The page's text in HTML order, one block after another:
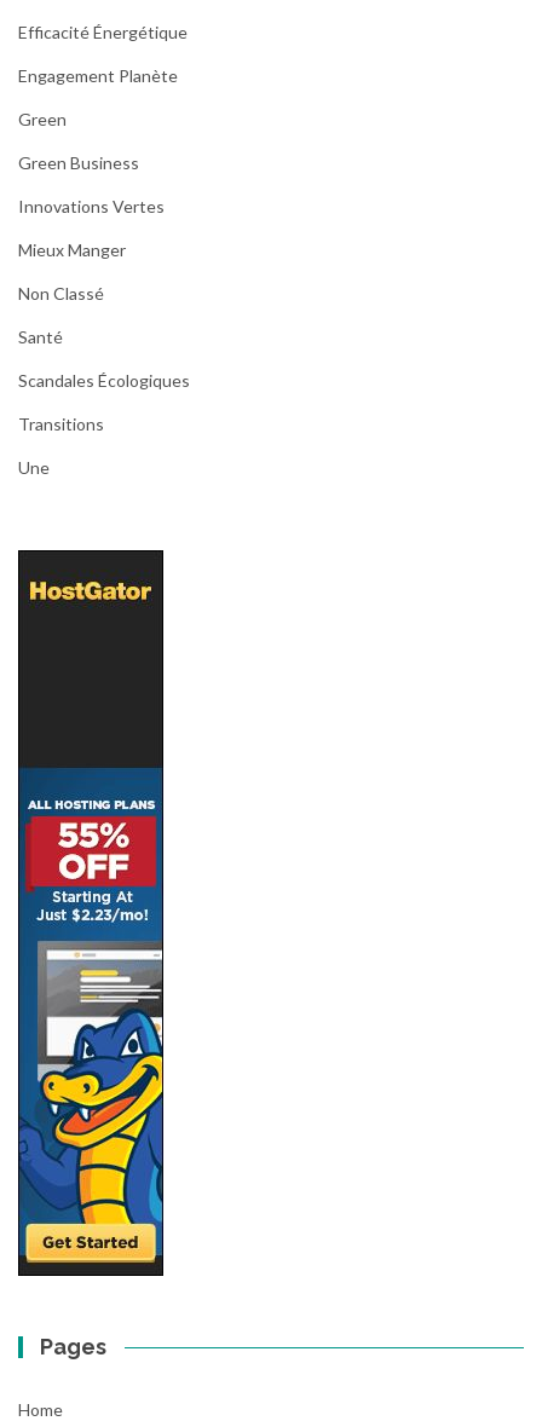
Efficacité Énergétique
Engagement Planète
Green
Green Business
Innovations Vertes
Mieux Manger
Non Classé
Santé
Scandales Écologiques
Transitions
Une
Pages
Home